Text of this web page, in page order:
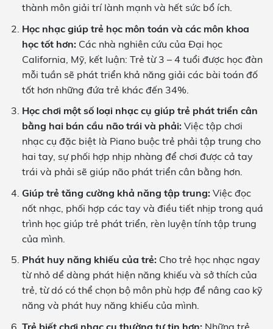
thành môn giải trí lành mạnh và hết sức bổ ích.
Học nhạc giúp trẻ học môn toán và các môn khoa
học tốt hơn:Các nhà nghiên cứu của Đại học
California, Mỹ, kết luận: Trẻ từ 3 – 4 tuổi được học đàn
mỗi tuần sẽ phát triển khả năng giải các bài toán đố
tốt hơn những đứa trẻ khác đến 34%.
Học chơi một số loại nhạc cụ giúp trẻ phát triển cân
bằng hai bán cầu não trái và phải:Việc tập chơi
nhạc cụ đặc biệt là Piano buộc trẻ phải tập trung cho
hai tay, sự phối hợp nhịp nhàng để chơi được cả tay
trái và phải sẽ giúp não phát triển cân bằng hơn.
Giúp trẻ tăng cường khả năng tập trung:Việc đọc
nốt nhạc, phối hợp các tay và điều tiết nhịp trong quá
trình học giúp trẻ phát triển, rèn luyện tính tập trung
của mình.
Phát huy năng khiếu của trẻ: Cho trẻ học nhạc ngay
từ nhỏ dể dàng phát hiện năng khiếu và sở thích của
trẻ, từ dó có thể chọn bộ môn phù hợp để nâng cao kỹ
năng và phát huy năng khiếu của mình.
Trẻ biết chơi nhạc cụ thường tự tin hơn:Những trẻ